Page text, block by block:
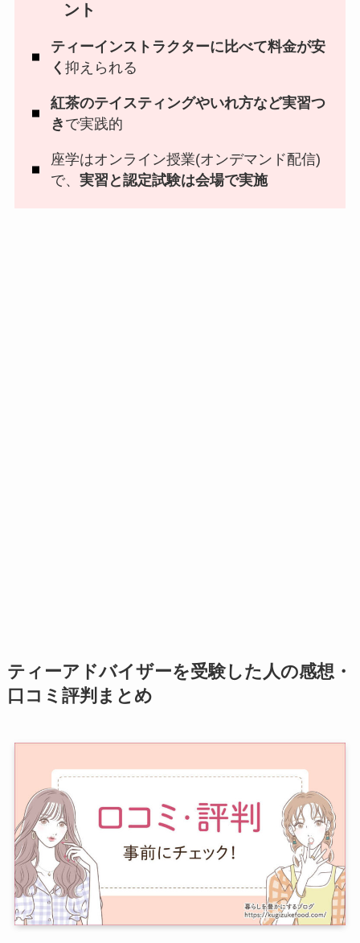
ント
ティーインストラクターに比べて料金が安
く 抑えられる
紅茶のテイスティングやいれ方など実習つ
き で実践的
座学はオンライン授業(オンデマンド配信)
で、 実習と認定試験は会場で実施
ティーアドバイザーを受験した人の感想・
口コミ評判まとめ